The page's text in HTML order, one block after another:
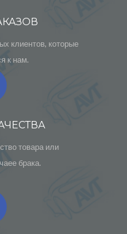
клиентов, которые
к нам.
товара или
брака.